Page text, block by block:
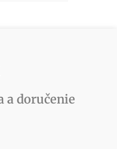
a doručenie